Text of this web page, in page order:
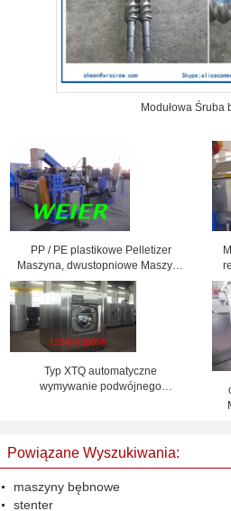
Modułowa Śruba
PP / PE plastikowe Pelletizer
Maszyna, dwustopniowe Maszyny
Recykling
Typ XTQ automatyczne
wymywanie podwójnego
Powiązane Wyszukiwania:
maszyny bębnowe
stenter